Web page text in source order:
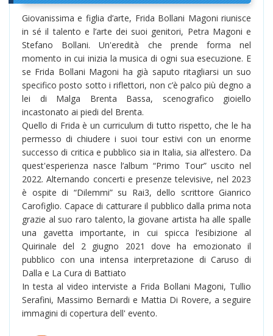
Giovanissima e figlia d’arte, Frida Bollani Magoni riunisce
in sé il talento e l’arte dei suoi genitori, Petra Magoni e
Stefano Bollani. Un'eredità che prende forma nel
momento in cui inizia la musica di ogni sua esecuzione. E
se Frida Bollani Magoni ha già saputo ritagliarsi un suo
specifico posto sotto i riflettori, non c’è palco più degno a
lei di Malga Brenta Bassa, scenografico gioiello
incastonato ai piedi del Brenta.
Quello di Frida è un curriculum di tutto rispetto, che le ha
permesso di chiudere i suoi tour estivi con un enorme
successo di critica e pubblico sia in Italia, sia all’estero. Da
quest'esperienza nasce l’album “Primo Tour” uscito nel
2022. Alternando concerti e presenze televisive, nel 2023
è ospite di “Dilemmi” su Rai3, dello scrittore Gianrico
Carofiglio. Capace di catturare il pubblico dalla prima nota
grazie al suo raro talento, la giovane artista ha alle spalle
una gavetta importante, in cui spicca l’esibizione al
Quirinale del 2 giugno 2021 dove ha emozionato il
pubblico con una intensa interpretazione di Caruso di
Dalla e La Cura di Battiato
In testa al video interviste a Frida Bollani Magoni, Tullio
Serafini, Massimo Bernardi e Mattia Di Rovere, a seguire
immagini di copertura dell' evento.